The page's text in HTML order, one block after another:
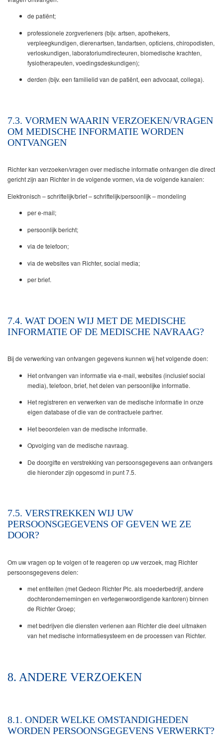
de patiënt;
professionele zorgverleners (bijv. artsen, apothekers,
verpleegkundigen, dierenartsen, tandartsen, opticiens, chiropodisten,
verloskundigen, laboratoriumdirecteuren, biomedische krachten,
fysiotherapeuten, voedingsdeskundigen);
derden (bijv. een familielid van de patiënt, een advocaat, collega).
7.3. VORMEN WAARIN VERZOEKEN/VRAGEN
OM MEDISCHE INFORMATIE WORDEN
ONTVANGEN
Richter kan verzoeken/vragen over medische informatie ontvangen die direct
gericht zijn aan Richter in de volgende vormen, via de volgende kanalen:
Elektronisch – schriftelijk/brief – schriftelijk/persoonlijk – mondeling
per e-mail;
persoonlijk bericht;
via de telefoon;
via de websites van Richter, social media;
per brief.
7.4. WAT DOEN WIJ MET DE MEDISCHE
INFORMATIE OF DE MEDISCHE NAVRAAG?
Bij de verwerking van ontvangen gegevens kunnen wij het volgende doen:
Het ontvangen van informatie via e-mail, websites (inclusief social
media), telefoon, brief, het delen van persoonlijke informatie.
Het registreren en verwerken van de medische informatie in onze
eigen database of die van de contractuele partner.
Het beoordelen van de medische informatie.
Opvolging van de medische navraag.
De doorgifte en verstrekking van persoonsgegevens aan ontvangers
die hieronder zijn opgesomd in punt 7.5.
7.5. VERSTREKKEN WIJ UW
PERSOONSGEGEVENS OF GEVEN WE ZE
DOOR?
Om uw vragen op te volgen of te reageren op uw verzoek, mag Richter
persoonsgegevens delen:
met entiteiten (met Gedeon Richter Plc. als moederbedrijf, andere
dochterondernemingen en vertegenwoordigende kantoren) binnen
de Richter Groep;
met bedrijven die diensten verlenen aan Richter die deel uitmaken
van het medische informatiesysteem en de processen van Richter.
8. ANDERE VERZOEKEN
8.1. ONDER WELKE OMSTANDIGHEDEN
WORDEN PERSOONSGEGEVENS VERWERKT?